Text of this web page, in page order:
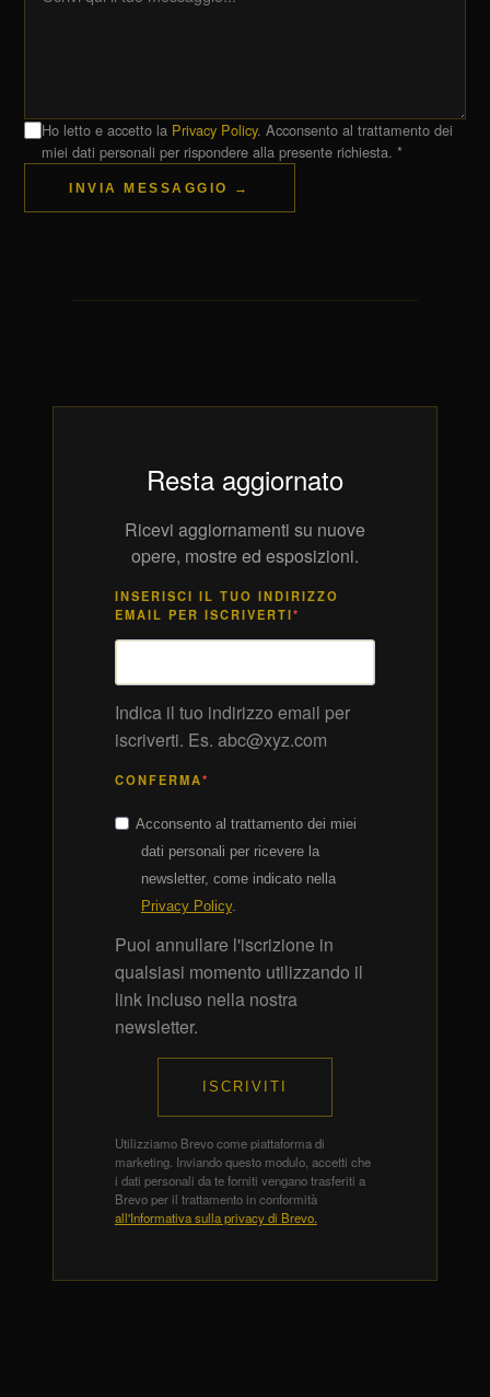
Ho letto e accetto la Privacy Policy. Acconsento al trattamento dei
miei dati personali per rispondere alla presente richiesta. *
INVIA MESSAGGIO →
Resta aggiornato
Ricevi aggiornamenti su nuove
opere, mostre ed esposizioni.
INSERISCI IL TUO INDIRIZZO
EMAIL PER ISCRIVERTI
Indica il tuo indirizzo email per
iscriverti. Es. abc@xyz.com
CONFERMA
Acconsento al trattamento dei miei
dati personali per ricevere la
newsletter, come indicato nella
Privacy Policy.
Puoi annullare l'iscrizione in
qualsiasi momento utilizzando il
link incluso nella nostra
newsletter.
ISCRIVITI
Utilizziamo Brevo come piattaforma di
marketing. Inviando questo modulo, accetti che
i dati personali da te forniti vengano trasferiti a
Brevo per il trattamento in conformità
all'Informativa sulla privacy di Brevo.